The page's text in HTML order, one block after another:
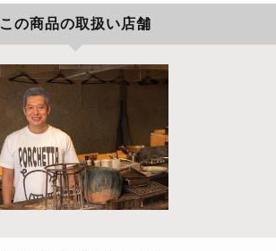
この商品の取扱い店舗